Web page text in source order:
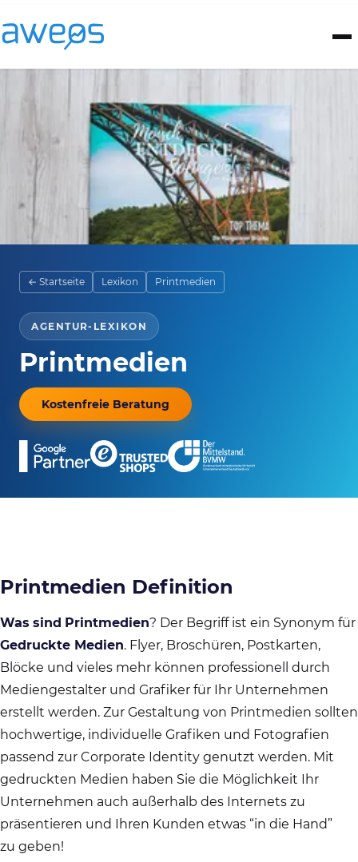
← Startseite Lexikon Printmedien
AGENTUR-LEXIKON
Printmedien
Kostenfreie Beratung
Printmedien Definition
Was sind Printmedien? Der Begriff ist ein Synonym für
Gedruckte Medien. Flyer, Broschüren, Postkarten,
Blöcke und vieles mehr können professionell durch
Mediengestalter und Grafiker für Ihr Unternehmen
erstellt werden. Zur Gestaltung von Printmedien sollten
hochwertige, individuelle Grafiken und Fotografien
passend zur Corporate Identity genutzt werden. Mit
gedruckten Medien haben Sie die Möglichkeit Ihr
Unternehmen auch außerhalb des Internets zu
präsentieren und Ihren Kunden etwas “in die Hand”
zu geben!